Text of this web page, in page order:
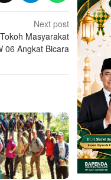
Next post
Masyarakat
06 Angkat Bicara